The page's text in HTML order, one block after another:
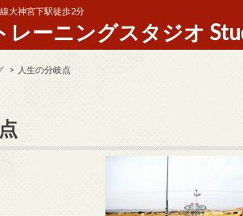
大神宮下駅徒歩2分
レーニングスタジオ
人生の分岐点